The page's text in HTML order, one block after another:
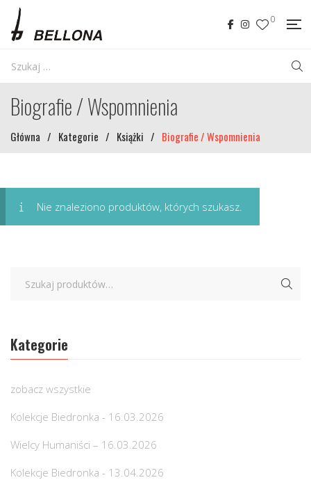
0
Biografie / Wspomnienia
Główna / Kategorie / Książki / Biografie / Wspomnienia
Nie znaleziono produktów, których szukasz.
Kategorie
zobacz wszystkie
Kolekcje Biedronka - 16.03.2026
Wielcy Humaniści – 16.03.2026
Kolekcje Biedronka - 13.04.2026